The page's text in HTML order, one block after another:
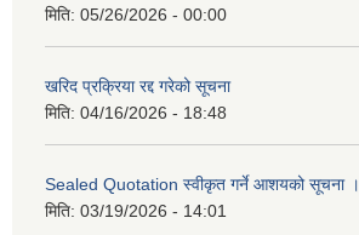
मिति: 05/26/2026 - 00:00
खरिद प्रक्रिया रद्द गरेको सूचना
मिति: 04/16/2026 - 18:48
Sealed Quotation स्वीकृत गर्ने आशयको सूचना ।
मिति: 03/19/2026 - 14:01